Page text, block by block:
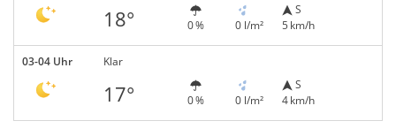
18° 0 % 0 l/m²
S
5 km/h
03-04 Uhr Klar
17° 0 % 0 l/m²
S
4 km/h